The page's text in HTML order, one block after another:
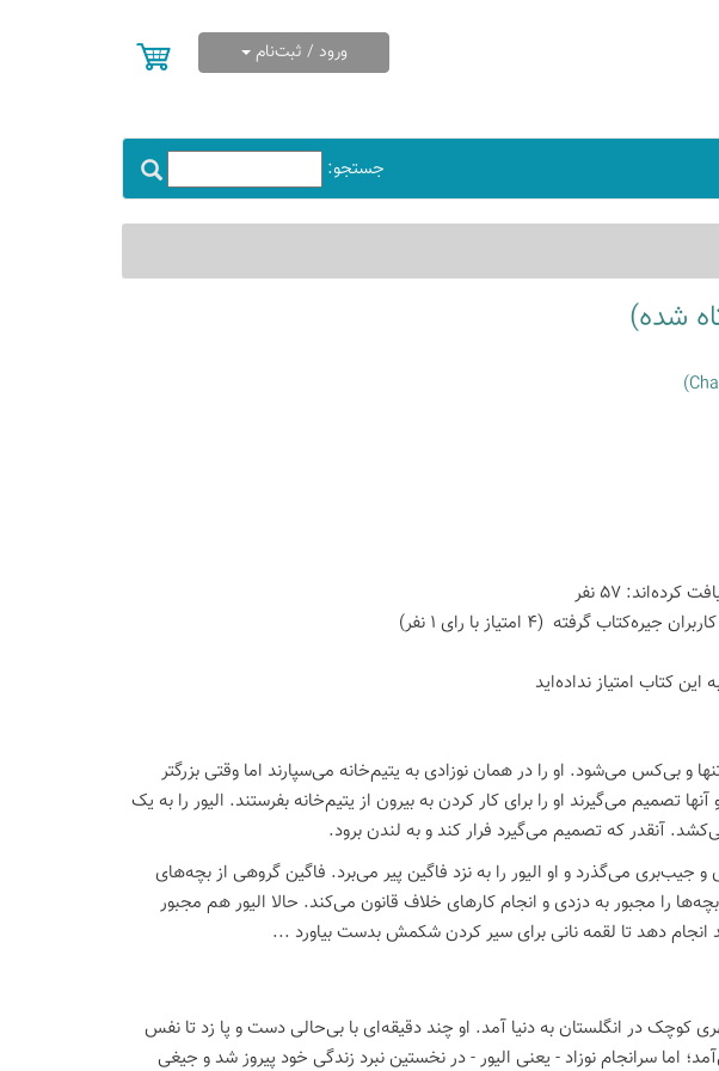
ورود / ثبت‌نام
جستجو:
شده)
57 نفر
(4 امتیاز با رای 1 نفر)
این كتاب امتیاز نداده‌اید
و بی‌کس می‌شود. او را در همان نوزادی به یتیم‌خانه می‌سپارند اما وقتی بزرگتر
تصمیم می‌گیرند او را برای کار کردن به بیرون از یتیم‌خانه بفرستند. الیور را به یک
آنقدر که تصمیم می‌گیرد فرار کند و به لندن برود.
جیب‌بری می‌گذرد و او الیور را به نزد فاگین پیر می‌برد. فاگین گروهی از بچه‌های
را مجبور به دزدی و انجام کارهای خلاف قانون می‌کند. حالا الیور هم مجبور
دهد تا لقمه نانی برای سیر کردن شکمش بدست بیاورد ...
در نوانخانه‌ی شهری کوچک در انگلستان به دنیا آمد. او چند دقیقه‌ای با بی‌حالی دست و پا زد تا نفس
اما سرانجام نوزاد - یعنی الیور - در نخستین نبرد زندگی خود پیروز شد و جیغی